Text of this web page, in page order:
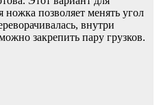
позволяет менять угол
внутри
закрепить пару грузков.